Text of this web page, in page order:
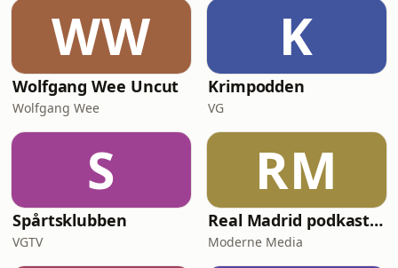
WW
Wolfgang Wee Uncut
Wolfgang Wee
K
Krimpodden
VG
S
Spårtsklubben
VGTV
RM
Real Madrid podkasten uten navn
Moderne Media